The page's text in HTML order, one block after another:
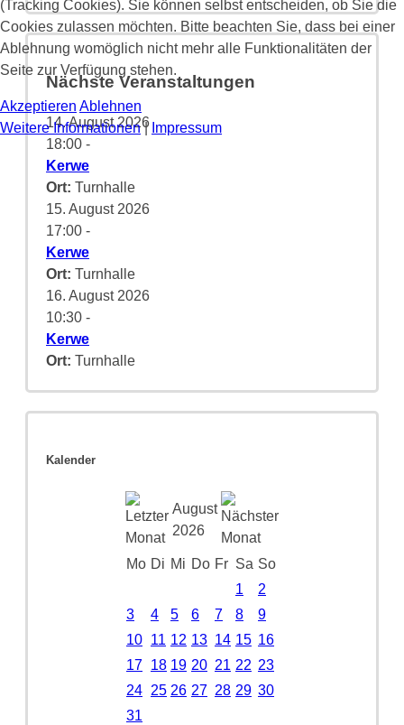
Nächste Veranstaltungen
14. August 2026
18:00 -
Kerwe
Ort: Turnhalle
15. August 2026
17:00 -
Kerwe
Ort: Turnhalle
16. August 2026
10:30 -
Kerwe
Ort: Turnhalle
Kalender
August
2026
Mo Di Mi Do Fr Sa So
1
2
3
4 5 6 7 8
9
10 11 12 13 14 15 16
17 18 19 20 21 22 23
24 25 26 27 28 29 30
31
(Tracking Cookies). Sie können selbst entscheiden, ob Sie die
Cookies zulassen möchten. Bitte beachten Sie, dass bei einer
Ablehnung womöglich nicht mehr alle Funktionalitäten der
Seite zur Verfügung stehen.
Akzeptieren Ablehnen
Weitere Informationen| Impressum